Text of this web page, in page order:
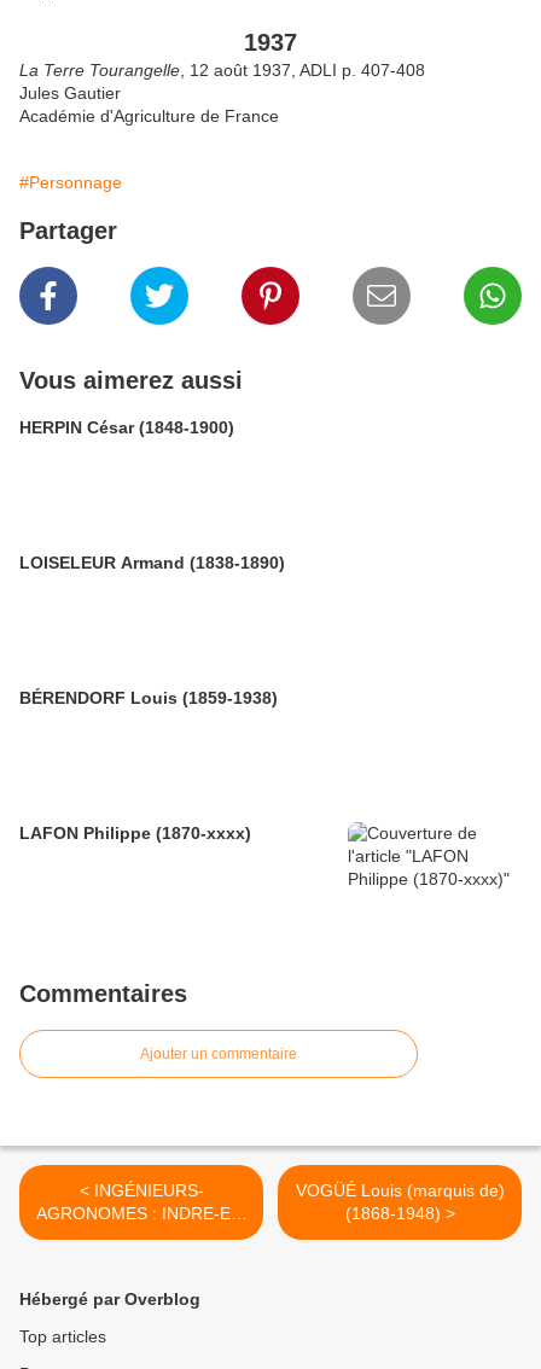
1937
La Terre Tourangelle , 12 août 1937, ADLI p. 407-408
Jules Gautier
Académie d'Agriculture de France
#Personnage
Partager
Vous aimerez aussi
HERPIN César (1848-1900)
LOISELEUR Armand (1838-1890)
BÉRENDORF Louis (1859-1938)
LAFON Philippe (1870-xxxx)
Commentaires
Ajouter un commentaire
< INGÉNIEURS-
AGRONOMES : INDRE-ET-
LOIRE 1928
VOGÜÉ Louis (marquis de)
(1868-1948) >
Hébergé par Overblog
Top articles